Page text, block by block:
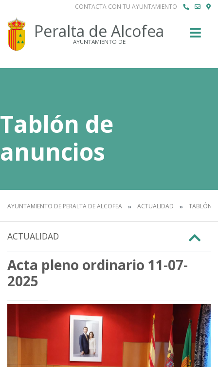
CONTACTA CON TU AYUNTAMIENTO
Peralta de Alcofea
AYUNTAMIENTO DE
Tablón de
anuncios
AYUNTAMIENTO DE PERALTA DE ALCOFEA ACTUALIDAD TABLÓN
ACTUALIDAD
Acta pleno ordinario 11-07-
2025